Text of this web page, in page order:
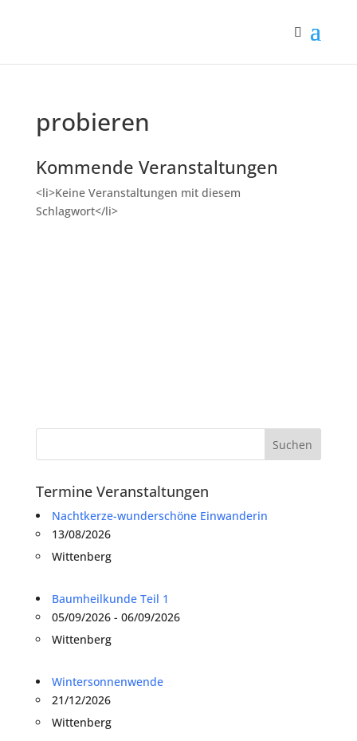
probieren
Kommende Veranstaltungen
<li>Keine Veranstaltungen mit diesem
Schlagwort</li>
Termine Veranstaltungen
Nachtkerze-wunderschöne Einwanderin
13/08/2026
Wittenberg
Baumheilkunde Teil 1
05/09/2026 - 06/09/2026
Wittenberg
Wintersonnenwende
21/12/2026
Wittenberg